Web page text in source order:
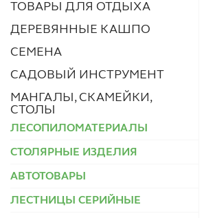
ТОВАРЫ ДЛЯ ОТДЫХА
ДЕРЕВЯННЫЕ КАШПО
СЕМЕНА
САДОВЫЙ ИНСТРУМЕНТ
МАНГАЛЫ, СКАМЕЙКИ,
СТОЛЫ
ЛЕСОПИЛОМАТЕРИАЛЫ
СТОЛЯРНЫЕ ИЗДЕЛИЯ
АВТОТОВАРЫ
ЛЕСТНИЦЫ СЕРИЙНЫЕ